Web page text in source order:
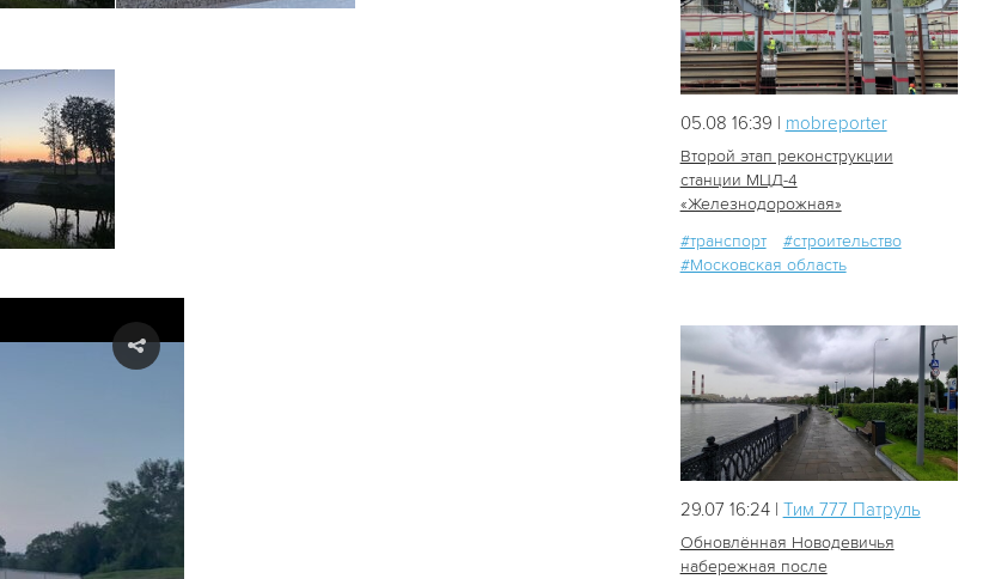
05.08 16:39 | mobreporter
Второй этап реконструкции
станции МЦД-4
«Железнодорожная»
#транспорт
#строительство
#Московская область
29.07 16:24 | Tим 777 Патруль
Обновлённая Новодевичья
набережная после